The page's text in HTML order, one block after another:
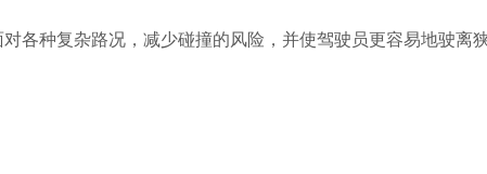
各种复杂路况，减少碰撞的风险，并使驾驶员更容易地驶离